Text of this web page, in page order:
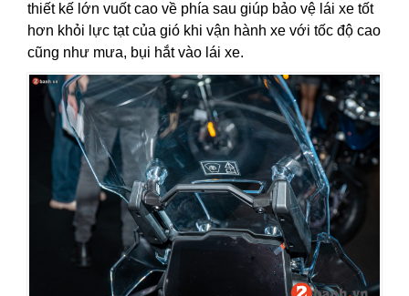
thiết kế lớn vuốt cao về phía sau giúp bảo vệ lái xe tốt
hơn khỏi lực tạt của gió khi vận hành xe với tốc độ cao
cũng như mưa, bụi hắt vào lái xe.